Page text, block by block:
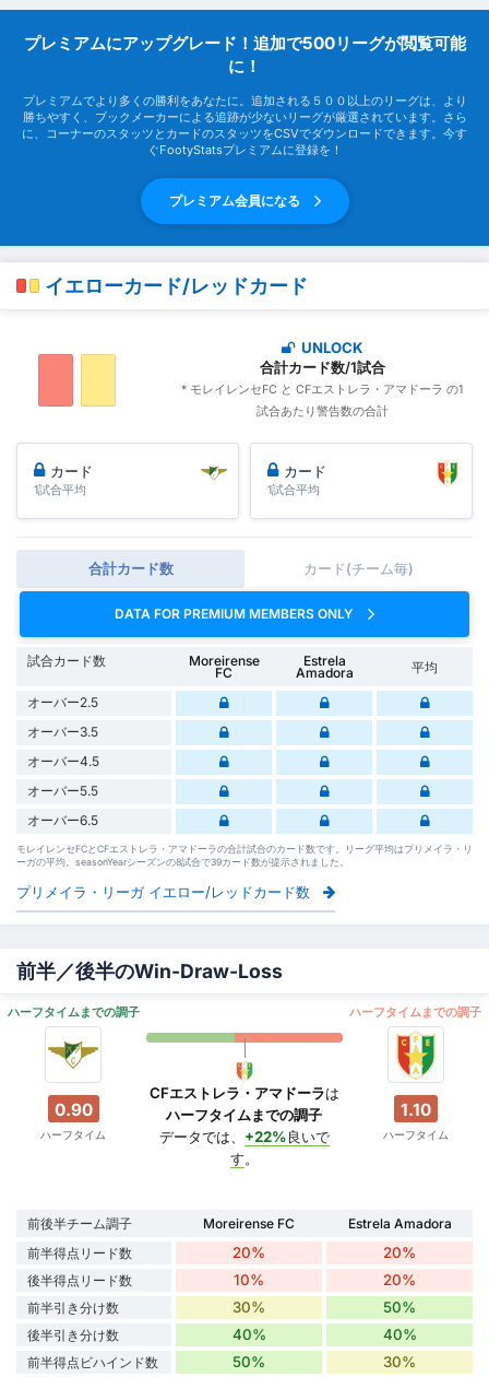
プレミアムにアップグレード！追加で500リーグが閲覧可能
に！
プレミアムでより多くの勝利をあなたに。追加される５００以上のリーグは、より
勝ちやすく、ブックメーカーによる追跡が少ないリーグが厳選されています。さら
に、コーナーのスタッツとカードのスタッツをCSVでダウンロードできます。今す
ぐFootyStatsプレミアムに登録を！
プレミアム会員になる
イエローカード/レッドカード
UNLOCK
合計カード数/1試合
* モレイレンセFC と CFエストレラ・アマドーラ の1
試合あたり警告数の合計
カード
1試合平均
カード
1試合平均
合計カード数 カード(チーム毎)
DATA FOR PREMIUM MEMBERS ONLY
試合カード数 Moreirense
FC
Estrela
Amadora 平均
オーバー2.5
オーバー3.5
オーバー4.5
オーバー5.5
オーバー6.5
モレイレンセFCとCFエストレラ・アマドーラの合計試合のカード数です。リーグ平均はプリメイラ・リ
ーガの平均。seasonYearシーズンの8試合で39カード数が提示されました。
プリメイラ・リーガ イエロー/レッドカード数
前半／後半のWin-Draw-Loss
ハーフタイムまでの調子 ハーフタイムまでの調子
0.90
ハーフタイム
CFエストレラ・アマドーラは
ハーフタイムまでの調子
データでは、 +22%良いで
す。
1.10
ハーフタイム
前後半チーム調子 Moreirense FC
Estrela Amadora
前半得点リード数
20% 20%
後半得点リード数 10% 20%
前半引き分け数 30% 50%
後半引き分け数 40% 40%
前半得点ビハインド数 50% 30%